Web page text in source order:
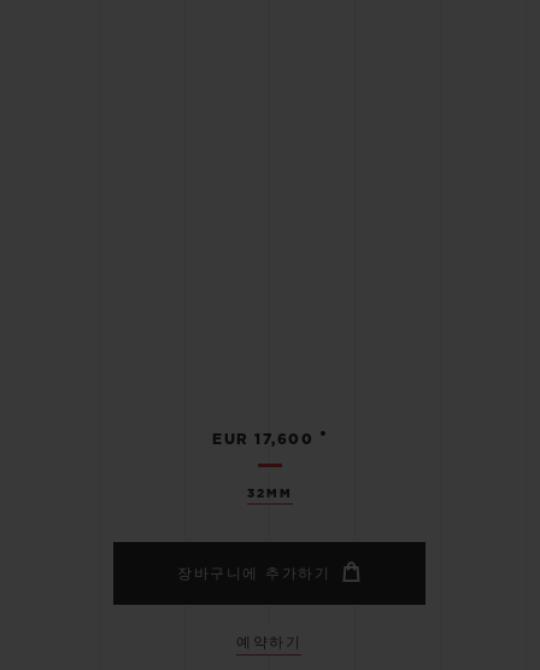
32MM
EUR 17,600 •
장바구니에 추가하기
예약하기